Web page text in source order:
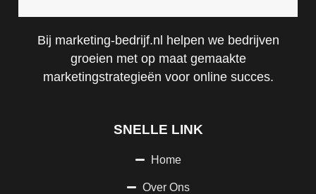
Bij marketing-bedrijf.nl helpen we bedrijven
groeien met op maat gemaakte
marketingstrategieën voor online succes.
SNELLE LINK
Home
Over Ons